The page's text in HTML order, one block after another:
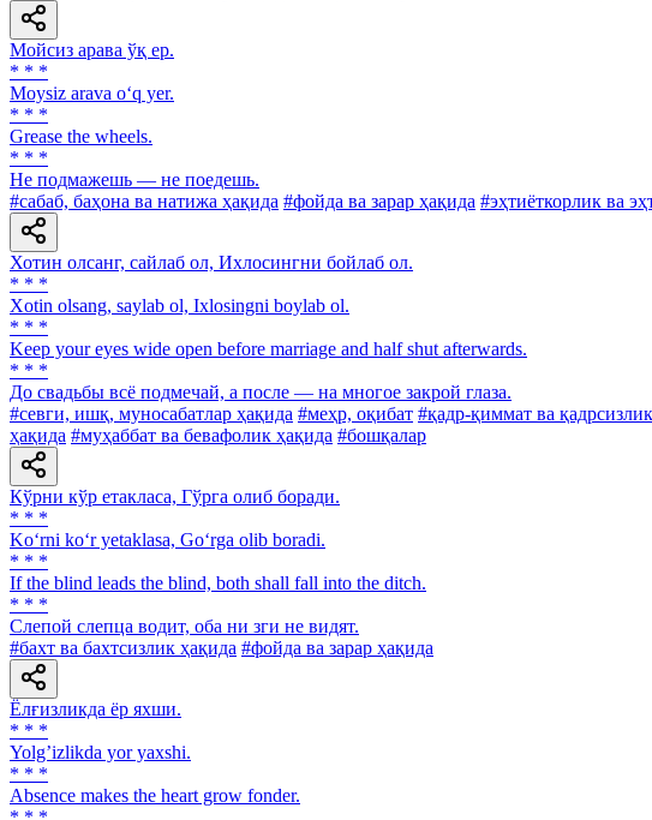
Мойсиз арава ўқ ер.
* * *
Moysiz arava o‘q yer.
* * *
Grease the wheels.
* * *
He подмажешь — не поедешь.
#сабаб, баҳона ва натижа ҳақида #фойда ва зарар ҳақида #эҳтиёткорлик ва
Хотин олсанг, сайлаб ол, Ихлосингни бойлаб ол.
* * *
Xotin olsang, saylab ol, Ixlosingni boylab ol.
* * *
Keep your eyes wide open before marriage and half shut afterwards.
* * *
До свадьбы всё подмечай, а после — на многое закрой глаза.
#севги, ишқ, муносабатлар ҳақида #меҳр, оқибат #қадр-қиммат ва
ҳақида #муҳаббат ва бевафолик ҳақида #бошқалар
Кўрни кўр етакласа, Гўрга олиб боради.
* * *
Ko‘rni ko‘r yetaklasa, Go‘rga olib boradi.
* * *
If the blind leads the blind, both shall fall into the ditch.
* * *
Слепой слепца водит, оба ни зги не видят.
#бахт ва бахтсизлик ҳақида #фойда ва зарар ҳақида
Ёлғизликда ёр яхши.
* * *
Yolgʼizlikda yor yaxshi.
* * *
Absence makes the heart grow fonder.